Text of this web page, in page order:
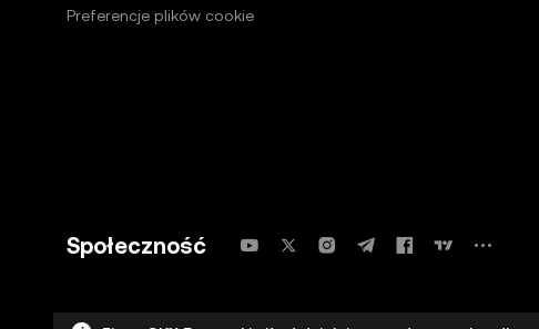
Preferencje plików cookie
Społeczność